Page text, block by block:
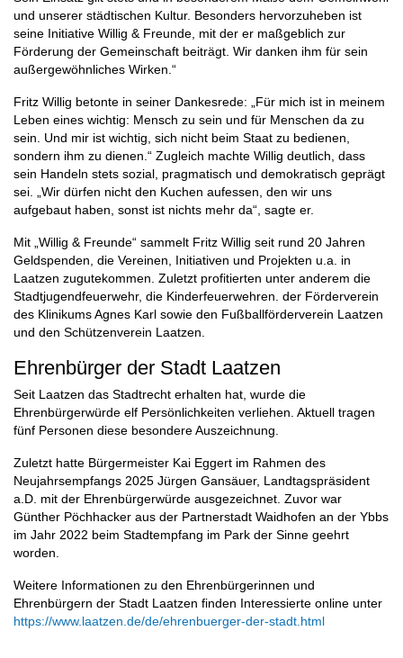
und unserer städtischen Kultur. Besonders hervorzuheben ist
seine Initiative Willig & Freunde, mit der er maßgeblich zur
Förderung der Gemeinschaft beiträgt. Wir danken ihm für sein
außergewöhnliches Wirken.“
Fritz Willig betonte in seiner Dankesrede: „Für mich ist in meinem
Leben eines wichtig: Mensch zu sein und für Menschen da zu
sein. Und mir ist wichtig, sich nicht beim Staat zu bedienen,
sondern ihm zu dienen.“ Zugleich machte Willig deutlich, dass
sein Handeln stets sozial, pragmatisch und demokratisch geprägt
sei. „Wir dürfen nicht den Kuchen aufessen, den wir uns
aufgebaut haben, sonst ist nichts mehr da“, sagte er.
Mit „Willig & Freunde“ sammelt Fritz Willig seit rund 20 Jahren
Geldspenden, die Vereinen, Initiativen und Projekten u.a. in
Laatzen zugutekommen. Zuletzt profitierten unter anderem die
Stadtjugendfeuerwehr, die Kinderfeuerwehren. der Förderverein
des Klinikums Agnes Karl sowie den Fußballförderverein Laatzen
und den Schützenverein Laatzen.
Ehrenbürger der Stadt Laatzen
Seit Laatzen das Stadtrecht erhalten hat, wurde die
Ehrenbürgerwürde elf Persönlichkeiten verliehen. Aktuell tragen
fünf Personen diese besondere Auszeichnung.
Zuletzt hatte Bürgermeister Kai Eggert im Rahmen des
Neujahrsempfangs 2025 Jürgen Gansäuer, Landtagspräsident
a.D. mit der Ehrenbürgerwürde ausgezeichnet. Zuvor war
Günther Pöchhacker aus der Partnerstadt Waidhofen an der Ybbs
im Jahr 2022 beim Stadtempfang im Park der Sinne geehrt
worden.
Weitere Informationen zu den Ehrenbürgerinnen und
Ehrenbürgern der Stadt Laatzen finden Interessierte online unter
https://www.laatzen.de/de/ehrenbuerger-der-stadt.html